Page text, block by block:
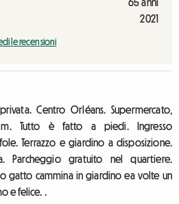
2021
le recensioni
Centro Orléans. Supermercato,
Tutto è fatto a piedi. Ingresso
Terrazzo e giardino a disposizione.
Parcheggio gratuito nel quartiere.
gatto cammina in giardino ea volte un
e felice. .